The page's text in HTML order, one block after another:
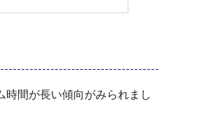
時間が長い傾向がみられまし